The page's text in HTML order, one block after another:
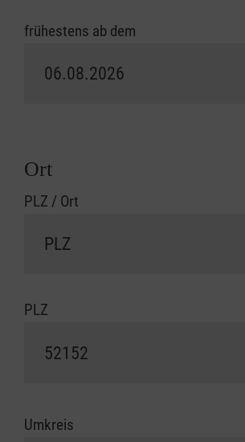
frühestens ab dem
Ort
PLZ / Ort
PLZ
Umkreis